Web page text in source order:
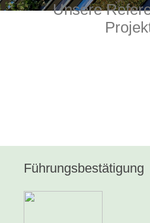
Unsere
Führungsbestätigung